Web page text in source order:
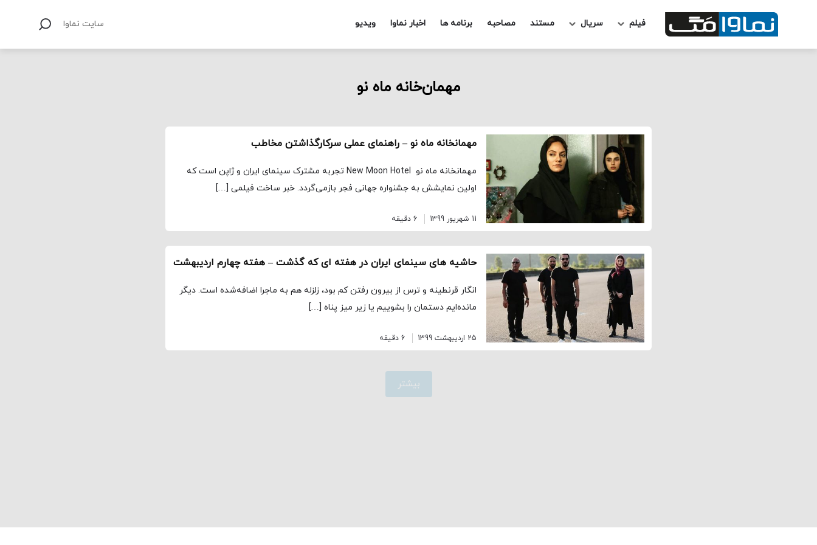
فیلم سریال مستند مصاحبه برنامه ها اخبار نماوا ویدیو سایت نماوا
مهمان‌خانه ماه نو
مهمانخانه ماه نو – راهنمای عملی سرکارگذاشتن مخاطب
مهمانخانه ماه نو New Moon Hotel تجربه مشترک سینمای ایران و ژاپن است که
اولین نمایشش به جشنواره جهانی فجر بازمی‌گردد. خبر ساخت فیلمی […]
11 شهریور 1399 6 دقیقه
حاشیه های سینمای ایران در هفته ای که گذشت – هفته چهارم اردیبهشت
انگار قرنطینه و ترس از بیرون رفتن کم بود، زلزله هم به ماجرا اضافه‌شده است. دیگر
مانده‌ایم دستمان را بشوییم یا زیر میز پناه […]
25 اردیبهشت 1399 6 دقیقه
بیشتر